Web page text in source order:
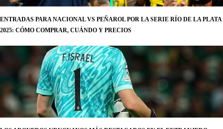
ENTRADAS PARA NACIONAL VS PEÑAROL POR LA SERIE RÍO DE LA PLATA
2025: CÓMO COMPRAR, CUÁNDO Y PRECIOS